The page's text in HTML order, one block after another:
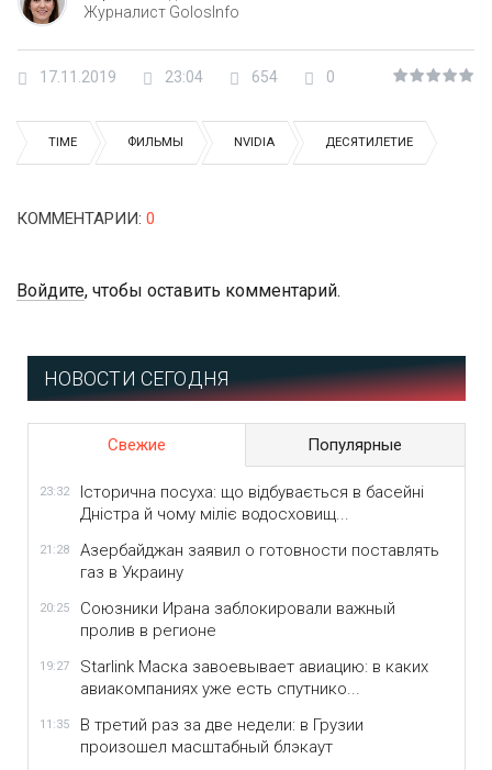
Журналист GolosInfo
17.11.2019 23:04 654 0
TIME ФИЛЬМЫ NVIDIA ДЕСЯТИЛЕТИЕ
КОММЕНТАРИИ: 0
Войдите, чтобы оставить комментарий.
НОВОСТИ СЕГОДНЯ
Свежие Популярные
23:32
Історична посуха: що відбувається в басейні
Дністра й чому міліє водосховищ...
21:28
Азербайджан заявил о готовности поставлять
газ в Украину
20:25
Союзники Ирана заблокировали важный
пролив в регионе
19:27
Starlink Маска завоевывает авиацию: в каких
авиакомпаниях уже есть спутнико...
11:35
В третий раз за две недели: в Грузии
произошел масштабный блэкаут